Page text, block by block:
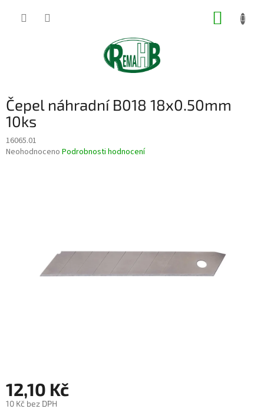
Čepel náhradní B018 18x0.50mm
10ks
16065.01
Průměrné
Neohodnoceno Podrobnosti hodnocení
12,10 Kč
10 Kč bez DPH